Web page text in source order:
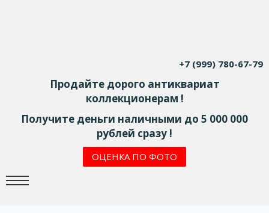
+7 (999) 780-67-79
Продайте дорого антиквариат
коллекционерам !
Получите деньги наличными до 5 000 000
рублей сразу !
ОЦЕНКА ПО ФОТО